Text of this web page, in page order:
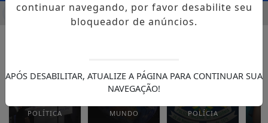
DA SEINFRA CAPOTA NA BR-364, EM EXTREMA, E CASO
POLÍTICA MUNDO POLÍCIA
continuar navegando, por favor desabilite seu
bloqueador de anúncios.
APÓS DESABILITAR, ATUALIZE A PÁGINA PARA CONTINUAR SUA
NAVEGAÇÃO!